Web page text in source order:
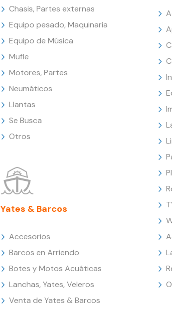
Chasis, Partes externas
Equipo pesado, Maquinaria
Equipo de Música
Mufle
Motores, Partes
Neumáticos
Llantas
Se Busca
Otros
Yates & Barcos
Accesorios
Barcos en Arriendo
Botes y Motos Acuáticas
Lanchas, Yates, Veleros
Venta de Yates & Barcos